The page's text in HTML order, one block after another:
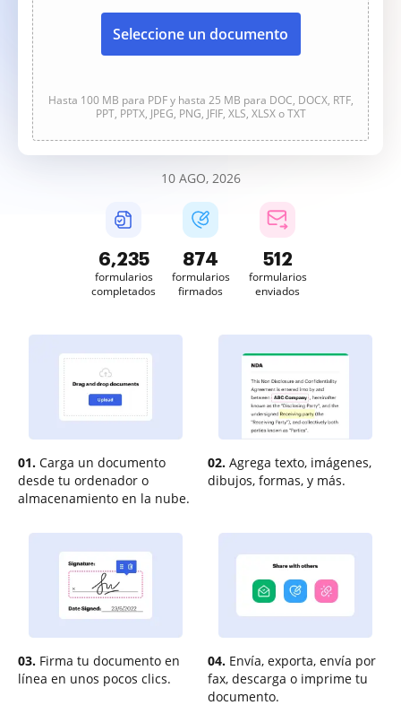
Seleccione un documento
Hasta 100 MB para PDF y hasta 25 MB para DOC, DOCX, RTF,
PPT, PPTX, JPEG, PNG, JFIF, XLS, XLSX o TXT
10 AGO, 2026
6,235
formularios
completados
874
formularios
firmados
512
formularios
enviados
01. Carga un documento
desde tu ordenador o
almacenamiento en la nube.
02. Agrega texto, imágenes,
dibujos, formas, y más.
03. Firma tu documento en
línea en unos pocos clics.
04. Envía, exporta, envía por
fax, descarga o imprime tu
documento.